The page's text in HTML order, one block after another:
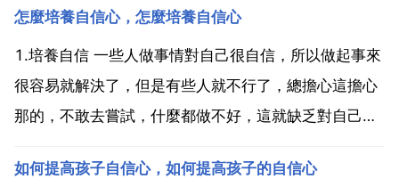
怎麼培養自信心，怎麼培養自信心
1.培養自信 一些人做事情對自己很自信，所以做起事來
很容易就解決了，但是有些人就不行了，總擔心這擔心
那的，不敢去嘗試，什麼都做不好，這就缺乏對自己的
就能實現的。先從一些小事上培養自己的自信，小事完
如何提高孩子自信心，如何提高孩子的自信心